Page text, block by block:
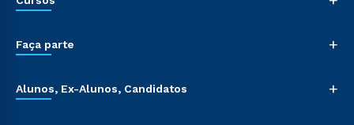
Faça parte +
Alunos, Ex-Alunos, Candidatos +